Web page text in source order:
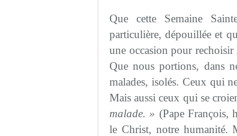
Que cette Semaine
particulière, dépouillée et
une occasion pour
Que nous portions, dans
malades, isolés. Ceux qui
Mais aussi ceux qui se
malade. » (Pape François,
le Christ, notre humanité.